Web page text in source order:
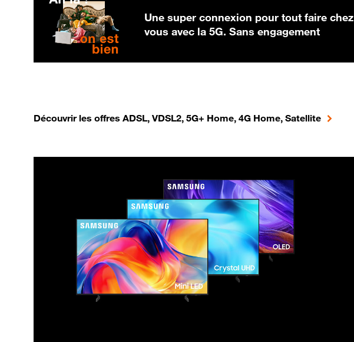
Une super connexion pour tout faire chez
vous avec la 5G. Sans engagement
Découvrir les offres ADSL, VDSL2, 5G+ Home, 4G Home, Satellite